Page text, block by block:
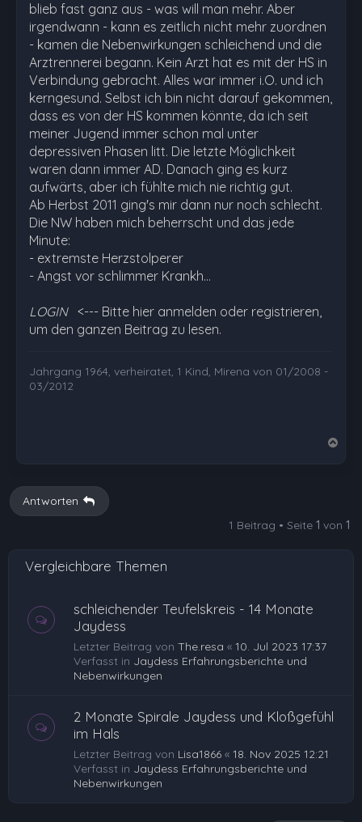
blieb fast ganz aus - was will man mehr. Aber
irgendwann - kann es zeitlich nicht mehr zuordnen
- kamen die Nebenwirkungen schleichend und die
Arztrennerei begann. Kein Arzt hat es mit der HS in
Verbindung gebracht. Alles war immer i.O. und ich
kerngesund. Selbst ich bin nicht darauf gekommen,
dass es von der HS kommen könnte, da ich seit
meiner Jugend immer schon mal unter
depressiven Phasen litt. Die letzte Möglichkeit
waren dann immer AD. Danach ging es kurz
aufwärts, aber ich fühlte mich nie richtig gut.
Ab Herbst 2011 ging's mir dann nur noch schlecht.
Die NW haben mich beherrscht und das jede
Minute:
- extremste Herzstolperer
- Angst vor schlimmer Krankh…
LOGIN <--- Bitte hier anmelden oder registrieren,
um den ganzen Beitrag zu lesen.
Jahrgang 1964, verheiratet, 1 Kind, Mirena von 01/2008 -
03/2012
b
Antworten
1 Beitrag • Seite 1 von 1
Vergleichbare Themen
schleichender Teufelskreis - 14 Monate
Jaydess
Letzter Beitrag von The.resa « 10. Jul 2023 17:37
Verfasst in Jaydess Erfahrungsberichte und
Nebenwirkungen
2 Monate Spirale Jaydess und Kloßgefühl
im Hals
Letzter Beitrag von Lisa1866 « 18. Nov 2025 12:21
Verfasst in Jaydess Erfahrungsberichte und
Nebenwirkungen